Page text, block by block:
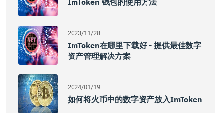
ImToken 钱包的使用方法
2023/11/28
ImToken在哪里下载好 - 提供最佳数字
资产管理解决方案
2024/01/19
如何将火币中的数字资产放入imToken